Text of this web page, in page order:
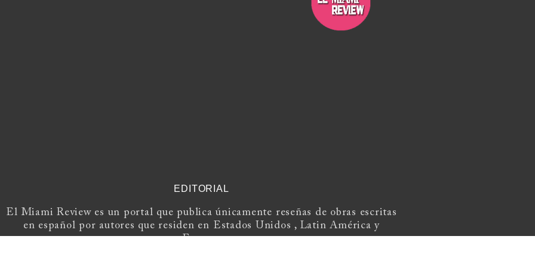
EDITORIAL
El Miami Review es un portal que publica únicamente reseñas de obras escritas
en español por autores que residen en Estados Unidos , Latin América y
Europa.